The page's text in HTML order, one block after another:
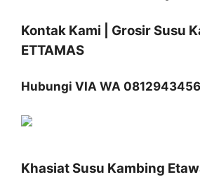
Kontak Kami | Grosir Susu
ETTAMAS
Hubungi VIA WA
Khasiat Susu Kambing